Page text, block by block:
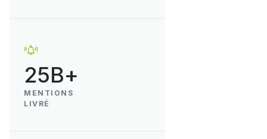
25B+
MENTIONS
LIVRÉ